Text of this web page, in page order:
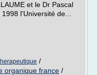
et le Dr Pascal
l'Université de...
/
organique france /